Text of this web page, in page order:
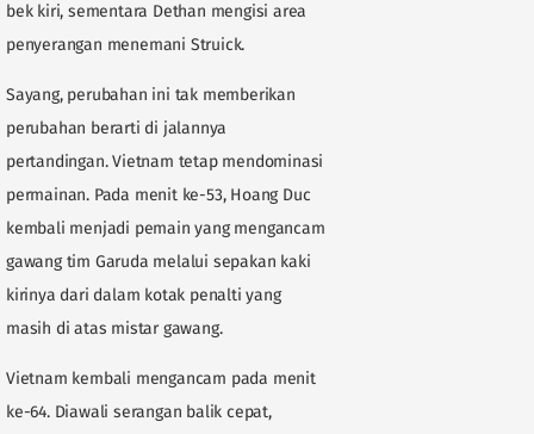
bek kiri, sementara Dethan mengisi area
penyerangan menemani Struick.
Sayang, perubahan ini tak memberikan
perubahan berarti di jalannya
pertandingan. Vietnam tetap mendominasi
permainan. Pada menit ke-53, Hoang Duc
kembali menjadi pemain yang mengancam
gawang tim Garuda melalui sepakan kaki
kirinya dari dalam kotak penalti yang
masih di atas mistar gawang.
Vietnam kembali mengancam pada menit
ke-64. Diawali serangan balik cepat,